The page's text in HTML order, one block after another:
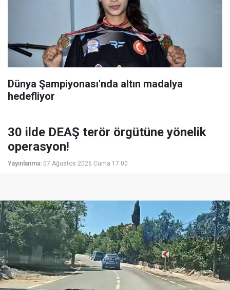
Dünya Şampiyonası'nda altın madalya
hedefliyor
30 ilde DEAŞ terör örgütüne yönelik
operasyon!
Yayınlanma: 07 Ağustos 2026 Cuma 17:00